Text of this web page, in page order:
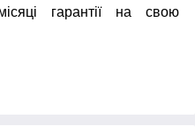
гарантії на свою